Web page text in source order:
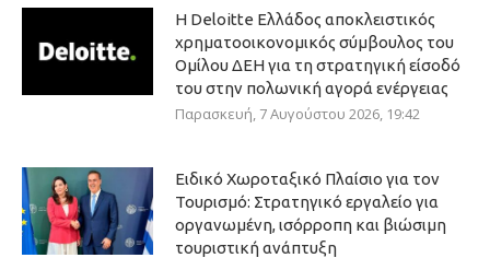
Η Deloitte Ελλάδος αποκλειστικός
χρηματοοικονομικός σύμβουλος του
Ομίλου ΔΕΗ για τη στρατηγική είσοδό
του στην πολωνική αγορά ενέργειας
Παρασκευή, 7 Αυγούστου 2026, 19:42
Ειδικό Χωροταξικό Πλαίσιο για τον
Τουρισμό: Στρατηγικό εργαλείο για
οργανωμένη, ισόρροπη και βιώσιμη
τουριστική ανάπτυξη